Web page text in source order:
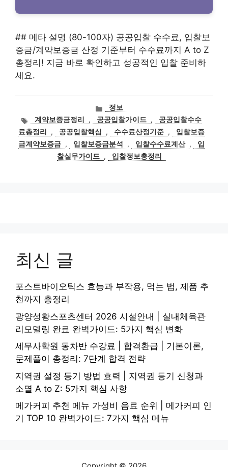
## 메타 설명 (80-100자) 공공입찰 수수료, 입찰보
증금/계약보증금 산정 기준부터 수수료까지 A to Z
총정리! 지금 바로 확인하고 성공적인 입찰 준비하
세요.
카
테
고
리
정보
태
그
계약보증금정리 , 공공입찰가이드 ,
공공입찰수수
료총정리
, 공공입찰핵심 , 수수료산정기준 ,
입찰보증
금계약보증금 , 입찰보증금분석 , 입찰수수료계산 ,
입
찰실무가이드 , 입찰정보총정리
최신 글
포스트바이오틱스 효능과 부작용, 먹는 법, 제품 추
천까지 총정리
광양성황스포츠센터 2026 시설안내 | 실내체육관
리모델링 완료 완벽가이드: 5가지 핵심 변화
세무사학원 동차반 수강료 | 합격환급 | 기본이론,
문제풀이 총정리: 7단계 합격 전략
지역권 설정 등기 방법 효력 | 지역권 등기 신청과
소멸 A to Z: 5가지 핵심 사항
메가커피 추천 메뉴 가성비 음료 순위 | 메가커피 인
기 TOP 10 완벽가이드: 7가지 핵심 메뉴